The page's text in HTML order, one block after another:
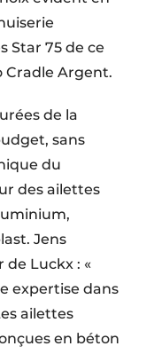
Star 75 de ce
Cradle Argent.
de la
sans
du
des ailettes
Jens
Luckx : «
expertise dans
ailettes
en béton